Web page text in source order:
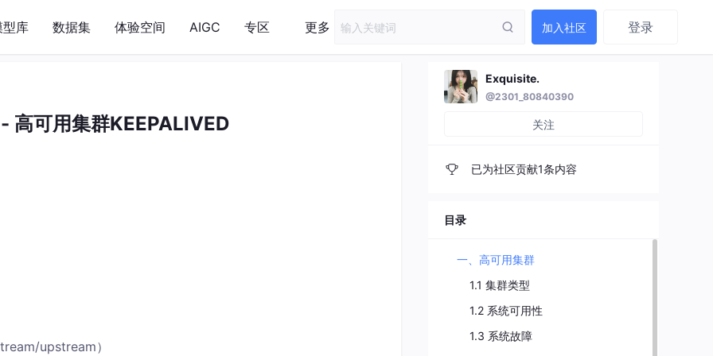
型库 数据集 体验空间 AIGC 专区 更多 加入社区 登录
高可用集群KEEPALIVED
upstream）
Exquisite.
@2301_80840390
关注
已为社区贡献1条内容
目录
一、高可用集群
1.1 集群类型
1.2 系统可用性
1.3 系统故障